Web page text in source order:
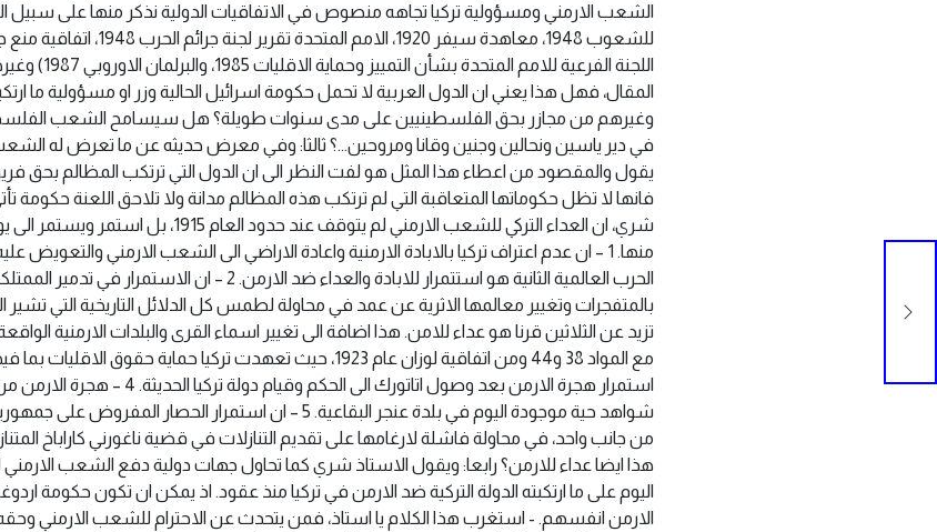
الشعب الارمني ومسؤولية تركيا تجاهه منصوص في ‏الاتفاقيات الدولية نذكر منها على سبيل
اللجنة الفرعية
المقال، فهل هذا يعني ان الدول العربية لا تحمل حكومة ‏اسرائيل الحالية وزر او مسؤولية ما
وغيرهم من ‏مجازر بحق الفلسطينيين على مدى سنوات طويلة؟ هل سيسامح الشعب
في دير ياسين ونحالين وجنين وقانا ومروحين…؟ ثالثا: وفي معرض حديثه عن ما تعرض له
يقول ‏والمقصود من اعطاء هذا المثل هو لفت النظر الى ان الدول التي ترتكب المظالم بحق
فانها لا تظل حكوماتها المتعاقبة التي لم ترتكب هذه المظالم مدانة ‏ولا تلاحق اللعنة حكومة
شري، ان العداء التركي للشعب الارمني لم يتوقف
منها.‏ ‏1 – ان عدم اعتراف تركيا بالابادة الارمنية واعادة الاراضي الى الشعب الارمني والتعويض
الحرب العالمية الثانية هو استتمرار للابادة ‏والعداء ضد الارمن.‏
بالمتفجرات وتغيير معالمها ‏الاثرية عن عمد في محاولة لطمس كل الدلائل التاريخية التي
تزيد عن الثلاثين قرنا هو عداء للامن. هذا اضافة الى تغيير اسماء القرى والبلدات ‏الارمنية
شواهد حية موجودة اليوم في بلدة ‏عنجر البقاعية.‏ ‏5 – ان استمرار
من جانب ‏واحد، في محاولة فاشلة لارغامها على تقديم التنازلات في قضية ناغورني كاراباخ
هذا ايضا عداء للارمن؟ رابعا: ويقول الاستاذ شري كما تحاول جهات دولية دفع الشعب الارمني
اليوم على ما ارتكبته الدولة التركية ضد الارمن في تركيا منذ عقود. اذ ‏يمكن ان تكون حكومة
الارمن انفسهم.‏ ‏- استغرب هذا الكلام يا استاذ، فمن يتحدث عن الاحترام للشعب الارمني